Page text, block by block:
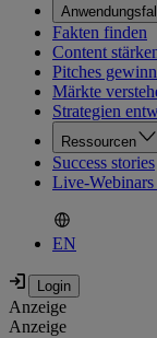
Anwendungsfall
Fakten finden
Content
Pitches
Märkte
Strategien
Ressourcen
Success stories
Live-
EN
Anzeige
Anzeige